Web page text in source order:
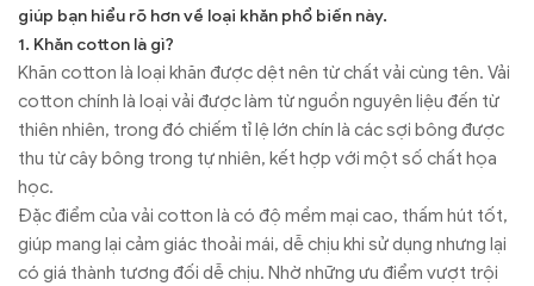
giúp bạn hiểu rõ hơn về loại khăn phổ biến này.
1. Khăn cotton là gì?
Khăn cotton là loại khăn được dệt nên từ chất vải cùng tên. Vải
cotton chính là loại vải được làm từ nguồn nguyên liệu đến từ
thiên nhiên, trong đó chiếm tỉ lệ lớn chín là các sợi bông được
thu từ cây bông trong tự nhiên, kết hợp với một số chất họa
học.
Đặc điểm của vải cotton là có độ mềm mại cao, thấm hút tốt,
giúp mang lại cảm giác thoải mái, dễ chịu khi sử dụng nhưng lại
có giá thành tương đối dễ chịu. Nhờ những ưu điểm vượt trội